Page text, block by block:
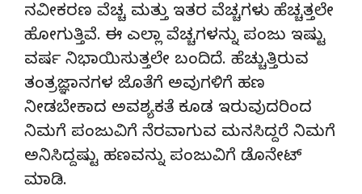
ನವೀಕರಣ ವೆಚ್ಚ ಮತ್ತು ಇತರ ವೆಚ್ಚಗಳು ಹೆಚ್ಚತ್ತಲೇ
ಹೋಗುತ್ತಿವೆ. ಈ ಎಲ್ಲಾ ವೆಚ್ಚಗಳನ್ನು ಪಂಜು ಇಷ್ಟು
ವರ್ಷ ನಿಭಾಯಿಸುತ್ತಲೇ ಬಂದಿದೆ. ಹೆಚ್ಚುತ್ತಿರುವ
ತಂತ್ರಜ್ಞಾನಗಳ ಜೊತೆಗೆ ಅವುಗಳಿಗೆ ಹಣ
ನೀಡಬೇಕಾದ ಅವಶ್ಯಕತೆ ಕೂಡ ಇರುವುದರಿಂದ
ನಿಮಗೆ ಪಂಜುವಿಗೆ ನೆರವಾಗುವ ಮನಸಿದ್ದರೆ ನಿಮಗೆ
ಅನಿಸಿದ್ದಷ್ಟು ಹಣವನ್ನು ಪಂಜುವಿಗೆ ಡೊನೇಟ್‌
ಮಾಡಿ.